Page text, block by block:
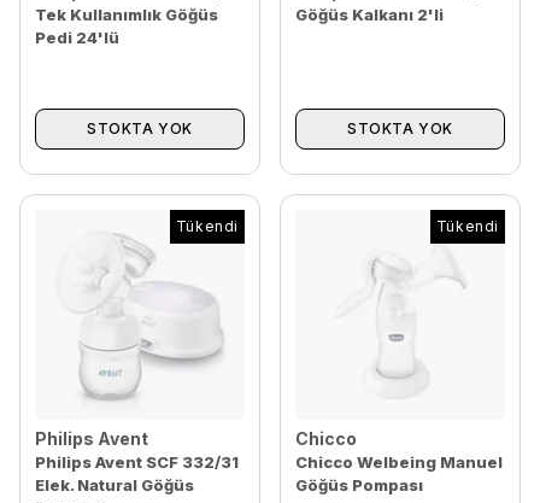
Tek Kullanımlık Göğüs
Pedi 24'lü
STOKTA YOK
Göğüs Kalkanı 2'li
STOKTA YOK
Tükendi
Philips Avent
Philips Avent SCF 332/31
Elek. Natural Göğüs
Tükendi
Chicco
Chicco Welbeing Manuel
Göğüs Pompası